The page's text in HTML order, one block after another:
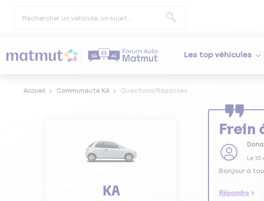
Les top véhicules
Accueil Communauté KA Questions/Réponses
KA
Frein
Le 10
Bonjour à
Répondre